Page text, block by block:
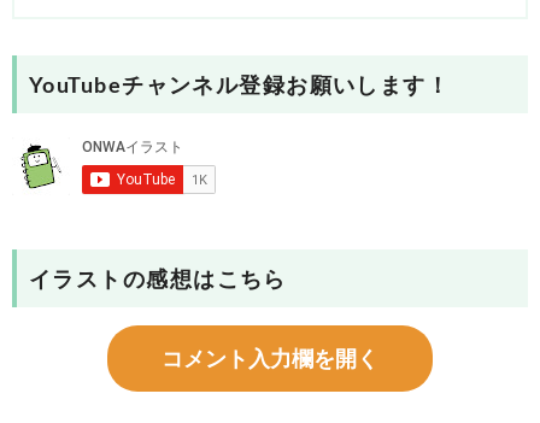
YouTubeチャンネル登録お願いします！
イラストの感想はこちら
コメント入力欄を開く